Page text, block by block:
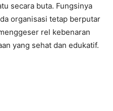
secara buta. Fungsinya
organisasi tetap berputar
rel kebenaran
yang sehat dan edukatif.